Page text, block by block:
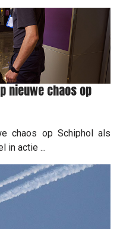
nieuwe chaos op
chaos op Schiphol als
in actie ...